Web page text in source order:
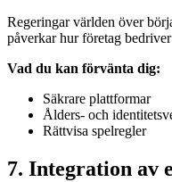
Regeringar världen över
påverkar hur företag
Vad du kan förvänta dig:
Säkrare plattformar
Ålders- och
Rättvisa spelregler
7. Integration av